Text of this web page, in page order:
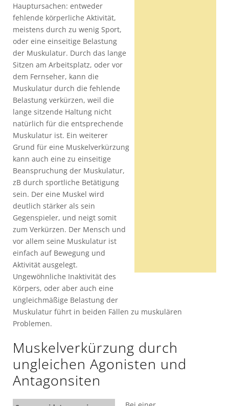
Hauptursachen: entweder
fehlende körperliche Aktivität,
meistens durch zu wenig Sport,
oder eine einseitige Belastung
der Muskulatur. Durch das lange
Sitzen am Arbeitsplatz, oder vor
dem Fernseher, kann die
Muskulatur durch die fehlende
Belastung verkürzen, weil die
lange sitzende Haltung nicht
natürlich für die entsprechende
Muskulatur ist. Ein weiterer
Grund für eine Muskelverkürzung
kann auch eine zu einseitige
Beanspruchung der Muskulatur,
zB durch sportliche Betätigung
sein. Der eine Muskel wird
deutlich stärker als sein
Gegenspieler, und neigt somit
zum Verkürzen. Der Mensch und
vor allem seine Muskulatur ist
einfach auf Bewegung und
Aktivität ausgelegt.
Ungewöhnliche Inaktivität des
Körpers, oder aber auch eine
ungleichmäßige Belastung der
Muskulatur führt in beiden Fällen zu muskulären
Problemen.
Muskelverkürzung durch
ungleichen Agonisten und
Antagonsiten